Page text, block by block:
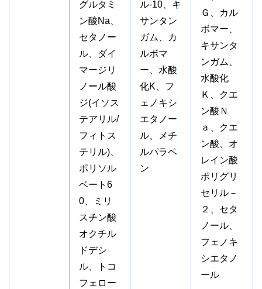
グルタミ
ン酸Na、
セタノー
ル、ダイ
マージリ
ノール酸
ジ(イソス
テアリル/
フィトス
テリル)、
ポリソル
ベート6
0、ミリ
スチン酸
オクチル
ドデシ
ル、トコ
フェロー
ル-10、キ
サンタン
ガム、カ
ルボマ
ー、水酸
化K、フ
ェノキシ
エタノー
ル、メチ
ルパラベ
ン
Ｇ、カル
ボマー、
キサンタ
ンガム、
水酸化
Ｋ、クエ
ン酸Ｎ
ａ、クエ
ン酸、オ
レイン酸
ポリグリ
セリル－
２、セタ
ノール、
フェノキ
シエタノ
ール